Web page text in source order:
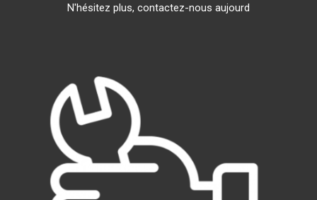
N'hésitez plus, contactez-nous aujourd